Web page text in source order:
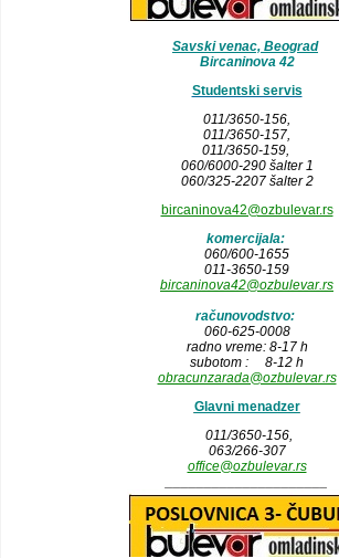
Savski venac, Beograd
Bircaninova 42
Studentski servis
011/3650-156,
011/3650-157,
011/3650-159,
060/6000-290 šalter 1
060/325-2207 šalter 2
bircaninova42@ozbulevar.rs
komercijala:
060/600-1655
011-3650-159
bircaninova42@ozbulevar.rs
računovodstvo:
060-625-0008
radno vreme: 8-17 h
subotom : 8-12 h
obracunzarada@ozbulevar.rs
Glavni menadzer
011/3650-156,
063/266-307
office@ozbulevar.rs